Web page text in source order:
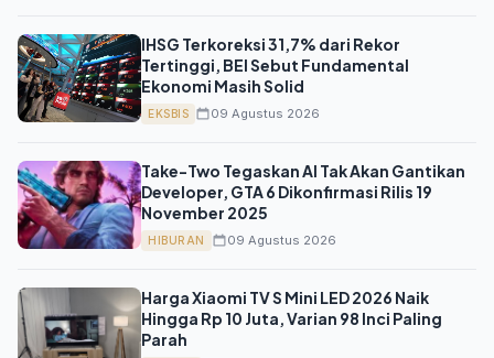
IHSG Terkoreksi 31,7% dari Rekor
Tertinggi, BEI Sebut Fundamental
Ekonomi Masih Solid
EKSBIS 09 Agustus 2026
Take-Two Tegaskan AI Tak Akan Gantikan
Developer, GTA 6 Dikonfirmasi Rilis 19
November 2025
HIBURAN 09 Agustus 2026
Harga Xiaomi TV S Mini LED 2026 Naik
Hingga Rp 10 Juta, Varian 98 Inci Paling
Parah